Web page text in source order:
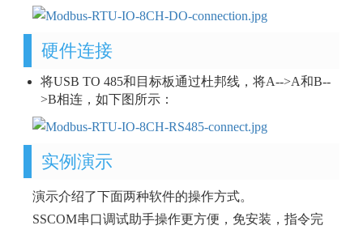
硬件连接
将USB TO 485和目标板通过杜邦线，将A-->A和B--
>B相连，如下图所示：
实例演示
演示介绍了下面两种软件的操作方式。
SSCOM串口调试助手操作更方便，免安装，指令完